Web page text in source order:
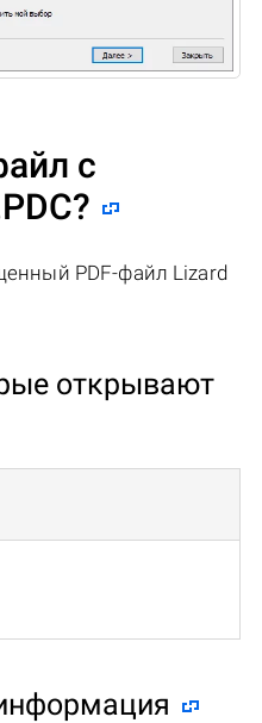
с
PDF-файл Lizard
открывают